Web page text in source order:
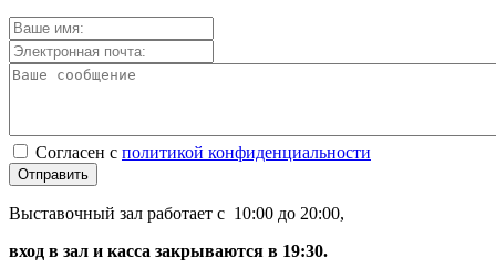
Согласен с политикой конфиденциальности
Отправить
Выставочный зал работает с 10:00 до 20:00,
вход в зал и касса закрываются в 19:30.